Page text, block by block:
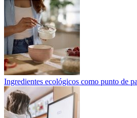
Ingredientes ecológicos como punto de